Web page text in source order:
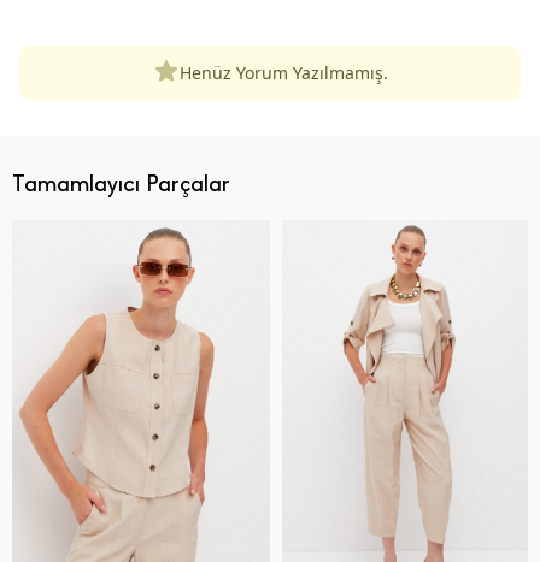
Henüz Yorum Yazılmamış.
Tamamlayıcı Parçalar